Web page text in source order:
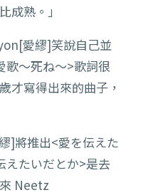
成熟。」
愛繆]笑說自己並
歌～死ね～>歌詞很
才寫得出來的曲子，
]將推出<愛を伝えた
えたいだとか>是去
Neetz